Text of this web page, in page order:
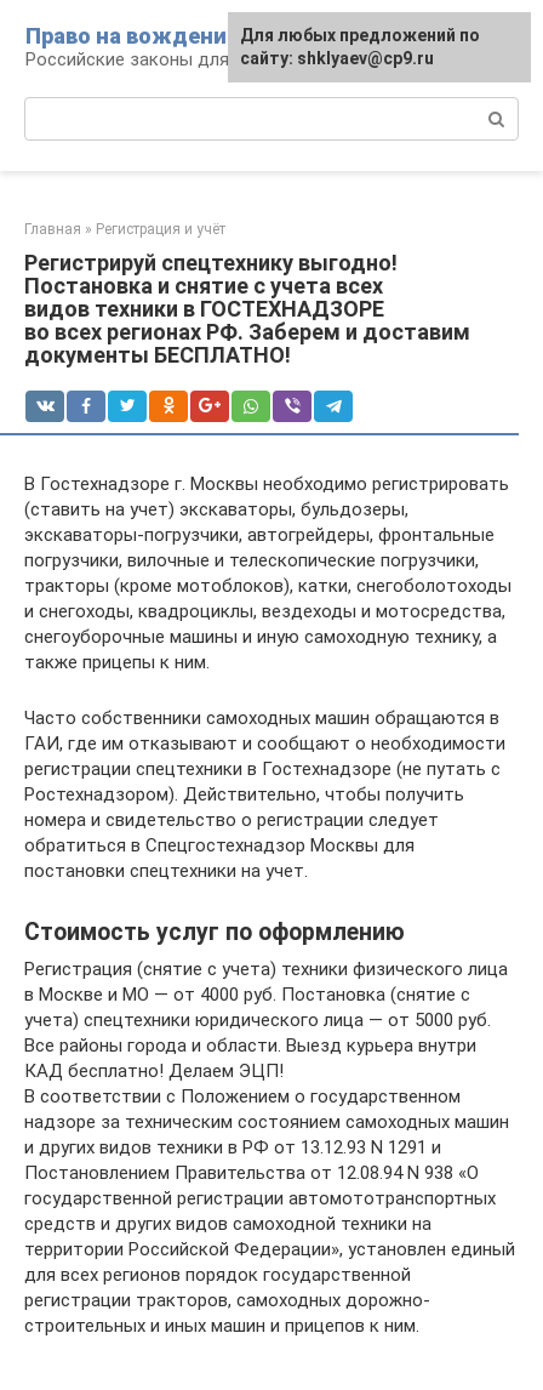
контенту
Право на вождение
Российские законы для автомобилистов
Главная » Регистрация и учёт
Регистрируй спецтехнику выгодно!
Постановка и снятие с учета всех
видов техники в ГОСТЕХНАДЗОРЕ
во всех регионах РФ. Заберем и доставим
документы БЕСПЛАТНО!
В Гостехнадзоре г. Москвы необходимо регистрировать
(ставить на учет) экскаваторы, бульдозеры,
экскаваторы-погрузчики, автогрейдеры, фронтальные
погрузчики, вилочные и телескопические погрузчики,
тракторы (кроме мотоблоков), катки, снегоболотоходы
и снегоходы, квадроциклы, вездеходы и мотосредства,
снегоуборочные машины и иную самоходную технику, а
также прицепы к ним.
Часто собственники самоходных машин обращаются в
ГАИ, где им отказывают и сообщают о необходимости
регистрации спецтехники в Гостехнадзоре (не путать с
Ростехнадзором). Действительно, чтобы получить
номера и свидетельство о регистрации следует
обратиться в Спецгостехнадзор Москвы для
постановки спецтехники на учет.
Стоимость услуг по оформлению
Регистрация (снятие с учета) техники физического лица
в Москве и МО — от 4000 руб. Постановка (снятие с
учета) спецтехники юридического лица — от 5000 руб.
Все районы города и области. Выезд курьера внутри
КАД бесплатно! Делаем ЭЦП!
В соответствии с Положением о государственном
надзоре за техническим состоянием самоходных машин
и других видов техники в РФ от 13.12.93 N 1291 и
Постановлением Правительства от 12.08.94 N 938 «О
государственной регистрации автомототранспортных
средств и других видов самоходной техники на
территории Российской Федерации», установлен единый
для всех регионов порядок государственной
регистрации тракторов, самоходных дорожно-
строительных и иных машин и прицепов к ним.
Для любых предложений по
сайту: shklyaev@cp9.ru